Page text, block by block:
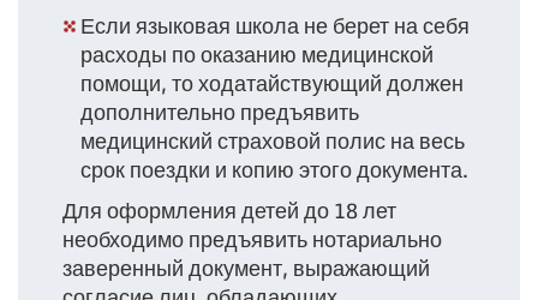
Если языковая школа не берет на себя
расходы по оказанию медицинской
помощи, то ходатайствующий должен
дополнительно предъявить
медицинский страховой полис на весь
срок поездки и копию этого документа.
Для оформления детей до 18 лет
необходимо предъявить нотариально
заверенный документ, выражающий